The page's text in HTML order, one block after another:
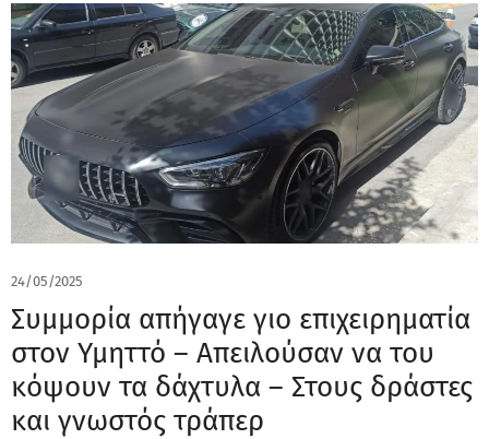
24/05/2025
Συμμορία απήγαγε γιο επιχειρηματία
στον Υμηττό – Απειλούσαν να του
κόψουν τα δάχτυλα – Στους δράστες
και γνωστός τράπερ